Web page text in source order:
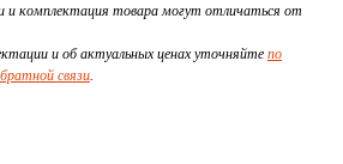
и комплектация товара могут отличаться от
и об актуальных ценах уточняйте по
связи.